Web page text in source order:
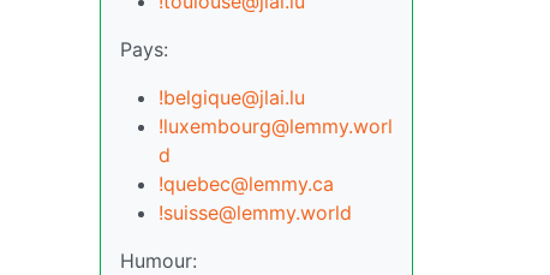
Pays:
!belgique@jlai.lu
!luxembourg@lemmy.worl
d
!quebec@lemmy.ca
!suisse@lemmy.world
Humour: